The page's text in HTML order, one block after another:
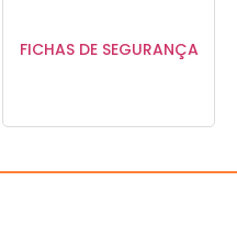
FICHAS DE SEGURANÇA